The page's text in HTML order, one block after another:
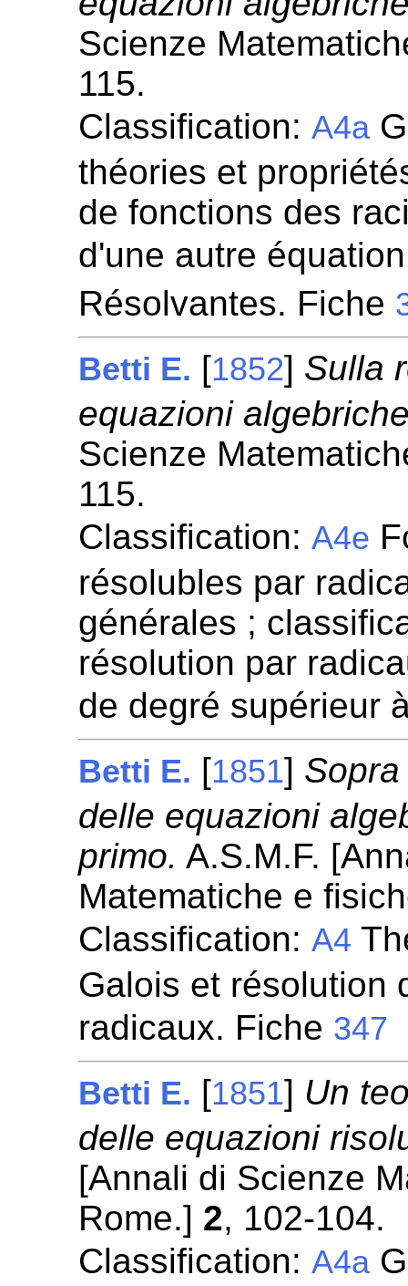
Scienze
115.
Classification:A4a
théories et
de fonctions des
d'une autre
Résolvantes. Fiche
Betti E. [1852] Sulla
equazioni
Scienze
115.
Classification:A4e
résolubles par
générales ;
résolution par
de degré supérieur
Betti E. [1851]
delle equazioni
primo. A.S.M.F.
Matematiche e
Classification:A4
Galois et résolution
radicaux. Fiche 347
Betti E. [1851] Un
delle equazioni
[Annali di Scienze
Rome.] 2, 102-104.
Classification:A4a